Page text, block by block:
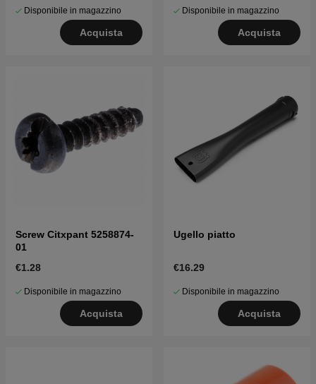
Disponibile in magazzino
Acquista
Disponibile in magazzino
Acquista
Screw Citxpant 5258874-
01
€1.28
Disponibile in magazzino
Acquista
Ugello piatto
€16.29
Disponibile in magazzino
Acquista